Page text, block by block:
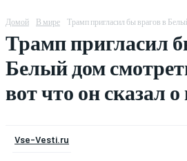
Домой В мире Трамп пригласил бы врагов в
Трамп пригласил
Белый дом
вот что он сказал
Vse-Vesti.ru